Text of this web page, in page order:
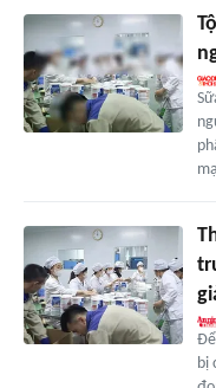
bị